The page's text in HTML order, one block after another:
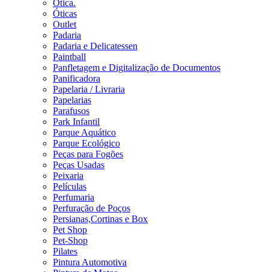
Ótica.
Óticas
Outlet
Padaria
Padaria e Delicatessen
Paintball
Panfletagem e Digitalização de Documentos
Panificadora
Papelaria / Livraria
Papelarias
Parafusos
Park Infantil
Parque Aquático
Parque Ecológico
Peças para Fogões
Peças Usadas
Peixaria
Películas
Perfumaria
Perfuração de Poços
Persianas,Cortinas e Box
Pet Shop
Pet-Shop
Pilates
Pintura Automotiva